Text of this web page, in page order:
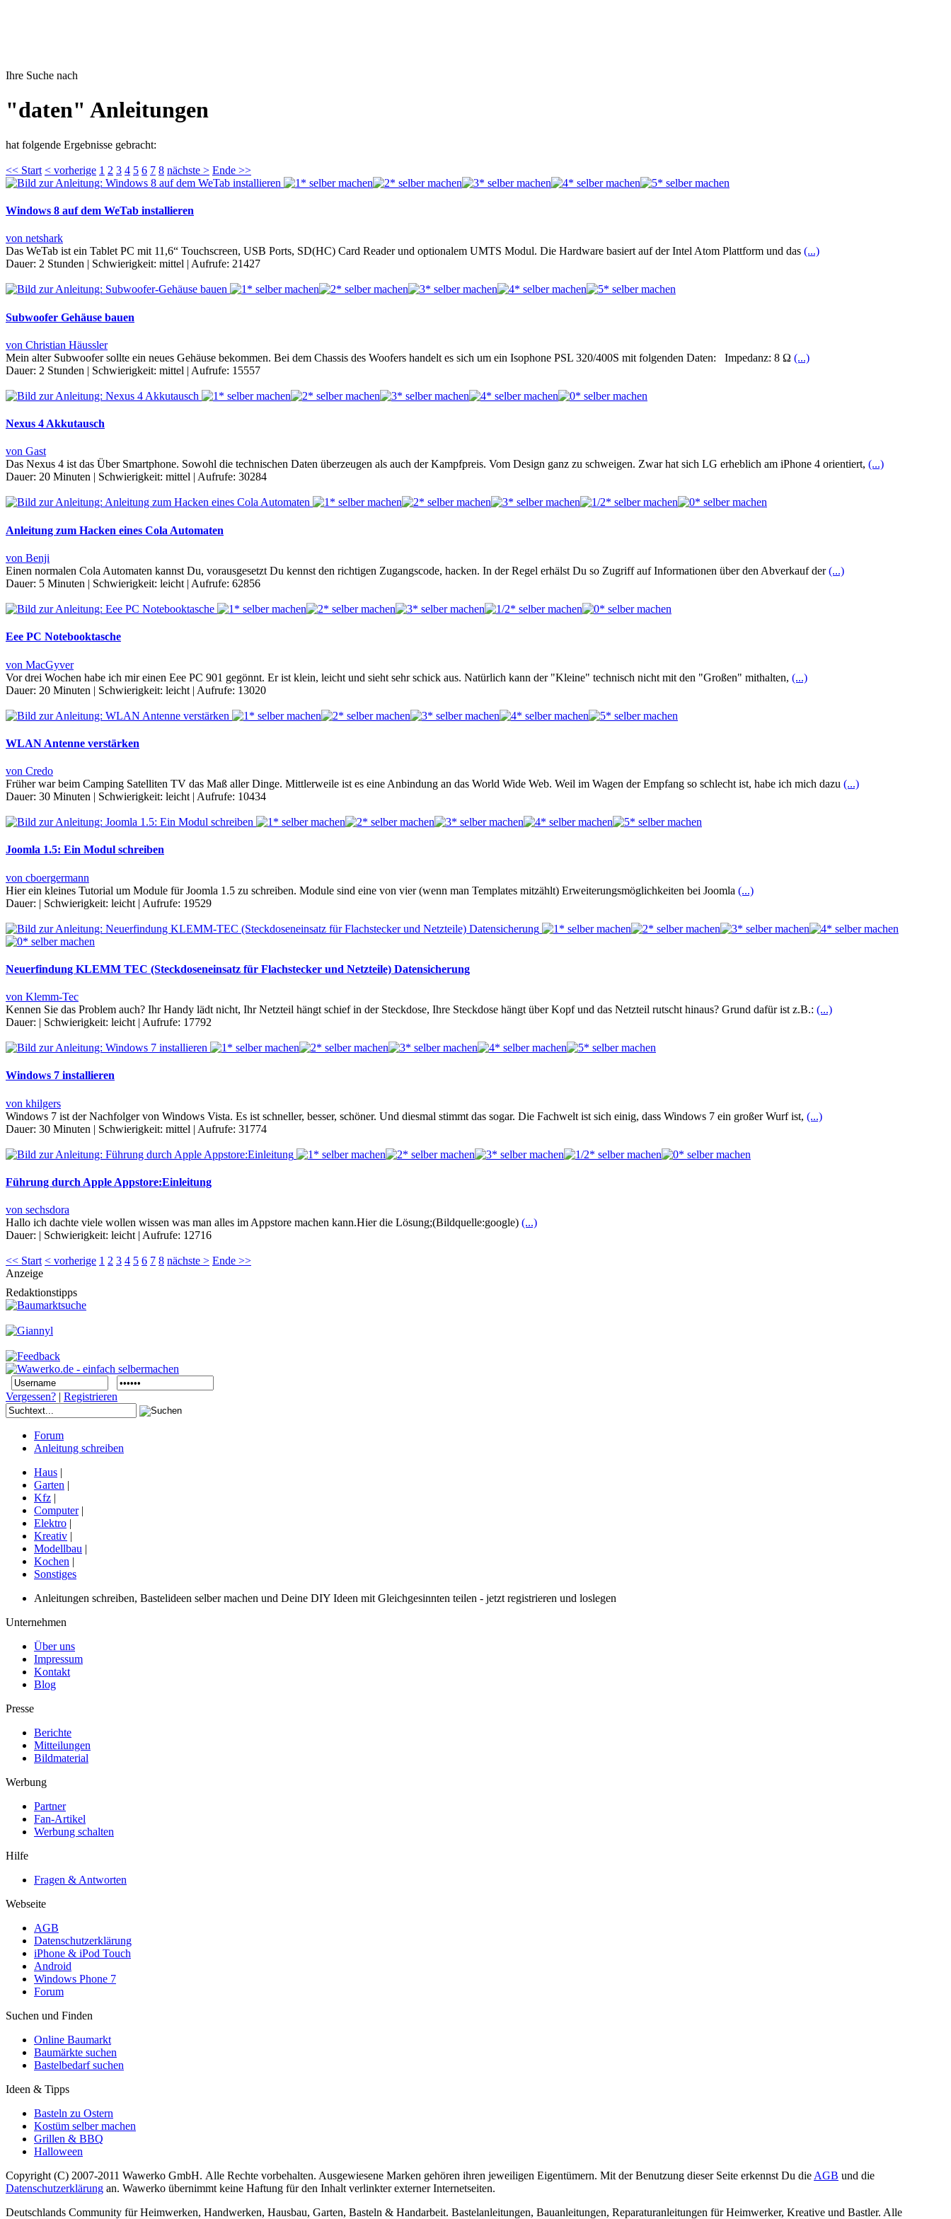
Ihre Suche nach
"daten" Anleitungen
hat folgende Ergebnisse gebracht:
<< Start < vorherige 1 2 3 4 5 6 7 8 nächste > Ende >>
Windows 8 auf dem WeTab installieren
von netshark
Das WeTab ist ein Tablet PC mit 11,6“ Touchscreen, USB Ports, SD(HC) Card Reader und optionalem UMTS Modul. Die Hardware basiert auf der Intel Atom Plattform und das (...)
Dauer: 2 Stunden | Schwierigkeit: mittel | Aufrufe: 21427
Subwoofer Gehäuse bauen
von Christian Häussler
Mein alter Subwoofer sollte ein neues Gehäuse bekommen. Bei dem Chassis des Woofers handelt es sich um ein Isophone PSL 320/400S mit folgenden Daten: Impedanz: 8 Ω (...)
Dauer: 2 Stunden | Schwierigkeit: mittel | Aufrufe: 15557
Nexus 4 Akkutausch
von Gast
Das Nexus 4 ist das Über Smartphone. Sowohl die technischen Daten überzeugen als auch der Kampfpreis. Vom Design ganz zu schweigen. Zwar hat sich LG erheblich am iPhone 4 orientiert, (...)
Dauer: 20 Minuten Schwierigkeit: mittel Aufrufe: 30284
Anleitung zum Hacken eines Cola Automaten
von Benji
Einen normalen Cola Automaten kannst Du, vorausgesetzt Du kennst den richtigen Zugangscode, hacken. In der Regel erhälst Du so Zugriff auf Informationen über den Abverkauf der(...)
Dauer: 5 Minuten | Schwierigkeit: leicht | Aufrufe: 62856
Eee PC Notebooktasche
von MacGyver
Vor drei Wochen habe ich mir einen Eee PC 901 gegönnt. Er ist klein, leicht und sieht sehr schick aus. Natürlich kann der "Kleine" technisch nicht mit den "Großen" mithalten, (...)
Dauer: 20 Minuten | Schwierigkeit: leicht | Aufrufe: 13020
WLAN Antenne verstärken
von Credo
Früher war beim Camping Satelliten TV das Maß aller Dinge. Mittlerweile ist es eine Anbindung an das World Wide Web. Weil im Wagen der Empfang so schlecht ist, habe ich mich dazu (...)
Dauer: 30 Minuten | Schwierigkeit: leicht | Aufrufe: 10434
Joomla 1.5: Ein Modul schreiben
von cboergermann
Hier ein kleines Tutorial um Module für Joomla 1.5 zu schreiben. Module sind eine von vier (wenn man Templates mitzählt) Erweiterungsmöglichkeiten bei Joomla (...)
Dauer: | Schwierigkeit: leicht | Aufrufe: 19529
Neuerfindung KLEMM TEC (Steckdoseneinsatz für Flachstecker und Netzteile) Datensicherung
von Klemm-Tec
Kennen Sie das Problem auch? Ihr Handy lädt nicht, Ihr Netzteil hängt schief in der Steckdose, Ihre Steckdose hängt über Kopf und das Netzteil rutscht hinaus? Grund dafür ist z.B.: (...)
Dauer: | Schwierigkeit: leicht | Aufrufe: 17792
Windows 7 installieren
von khilgers
Windows 7 ist der Nachfolger von Windows Vista. Es ist schneller, besser, schöner. Und diesmal stimmt das sogar. Die Fachwelt ist sich einig, dass Windows 7 ein großer Wurf ist, (...)
Dauer: 30 Minuten | Schwierigkeit: mittel | Aufrufe: 31774
Führung durch Apple Appstore:Einleitung
von sechsdora
Hallo ich dachte viele wollen wissen was man alles im Appstore machen kann.Hier die Lösung;(Bildquelle:google) (...)
Dauer: | Schwierigkeit: leicht | Aufrufe: 12716
<< Start < vorherige 1 2 3 4 5 6 7 8 nächste > Ende >>
Anzeige
Redaktionstipps
Vergessen? | Registrieren
Forum
Anleitung schreiben
Haus |
Garten |
Kfz |
Computer|
Elektro |
Kreativ |
Modellbau |
Kochen |
Sonstiges
Anleitungen schreiben, Bastelideen selber machen und Deine DIY Ideen mit Gleichgesinnten teilen - jetzt registrieren und loslegen
Unternehmen
Über uns
Impressum
Kontakt
Blog
Presse
Berichte
Mitteilungen
Bildmaterial
Werbung
Partner
Fan-Artikel
Werbung schalten
Hilfe
Fragen & Antworten
Webseite
AGB
Datenschutzerklärung
iPhone & iPod Touch
Android
Windows Phone 7
Forum
Suchen und Finden
Online Baumarkt
Baumärkte suchen
Bastelbedarf suchen
Ideen & Tipps
Basteln zu Ostern
Kostüm selber machen
Grillen & BBQ
Halloween
Copyright (C) 2007-2011 Wawerko GmbH. Alle Rechte vorbehalten. Ausgewiesene Marken gehören ihren jeweiligen Eigentümern. Mit der Benutzung dieser Seite erkennst Du die AGB und die
Datenschutzerklärung an. Wawerko übernimmt keine Haftung für den Inhalt verlinkter externer Internetseiten.
Deutschlands Community für Heimwerken, Handwerken, Hausbau, Garten, Basteln & Handarbeit. Bastelanleitungen, Bauanleitungen, Reparaturanleitungen für Heimwerker, Kreative und Bastler. Alle